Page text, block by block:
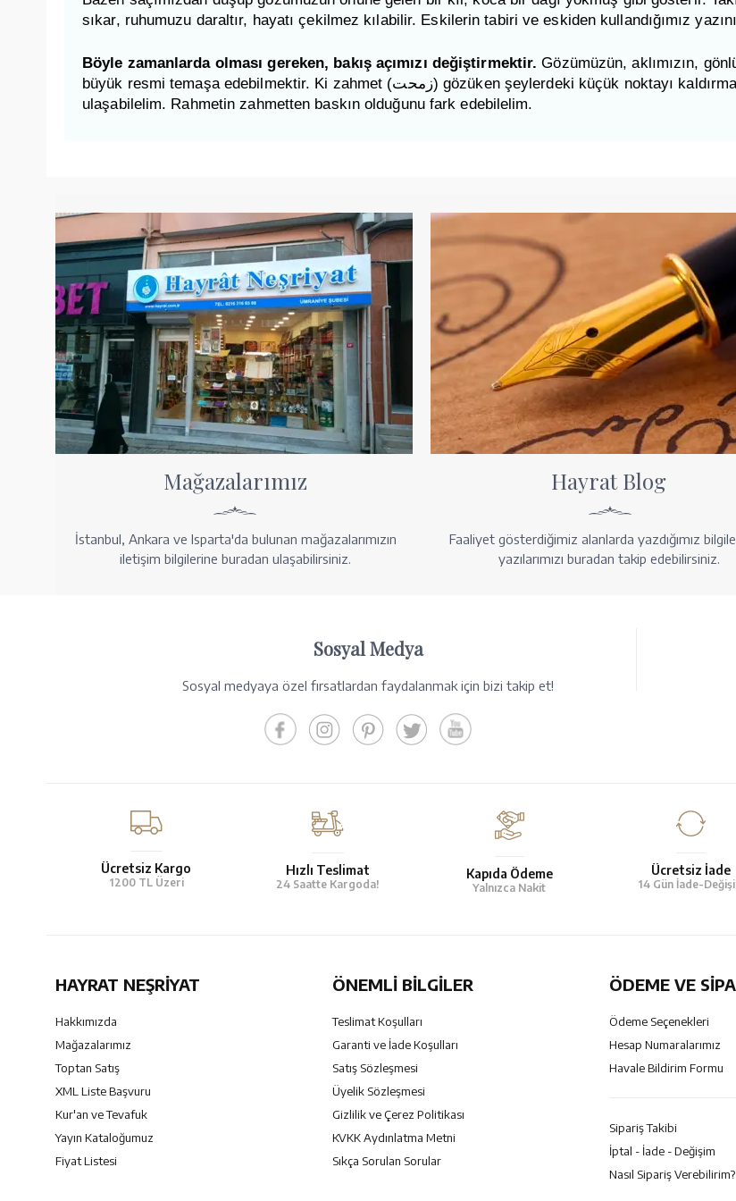
sıkar, ruhumuzu daraltır, hayatı çekilmez kılabilir. Eskilerin tabiri ve eskiden kullandığımız
Böyle zamanlarda olması gereken, bakış açımızı değiştirmektir. Gözümüzün, aklımızın,
büyük resmi temaşa edebilmektir. Ki zahmet (زمحت) gözüken şeylerdeki küçük noktayı kaldırmakla rahmetin (رمحت) geniş ve engin güzelliklerine
ulaşabilelim. Rahmetin zahmetten baskın olduğunu fark edebilelim.
Mağazalarımız
İstanbul, Ankara ve Isparta'da bulunan mağazalarımızın
iletişim bilgilerine buradan ulaşabilirsiniz.
Hayrat Blog
Faaliyet gösterdiğimiz alanlarda yazdığımız
yazılarımızı buradan takip edebilirsiniz.
Sosyal Medya
Sosyal medyaya özel fırsatlardan faydalanmak için bizi takip et!
Ücretsiz Kargo
1200 TL Üzeri
Hızlı Teslimat
24 Saatte Kargoda!
Kapıda Ödeme
Yalnızca Nakit
Ücretsiz İade
14 Gün İade-
HAYRAT NEŞRIYAT
Hakkımızda
Mağazalarımız
Toptan Satış
XML Liste Başvuru
Kur'an ve Tevafuk
Yayın Kataloğumuz
Fiyat Listesi
ÖNEMLI BILGILER
Teslimat Koşulları
Garanti ve İade Koşulları
Satış Sözleşmesi
Üyelik Sözleşmesi
Gizlilik ve Çerez Politikası
KVKK Aydınlatma Metni
Sıkça Sorulan Sorular
ÖDEME VE
Ödeme Seçenekleri
Hesap Numaralarımız
Havale Bildirim Formu
Sipariş Takibi
İptal - İade - Değişim
Nasıl Sipariş Verebilirim?